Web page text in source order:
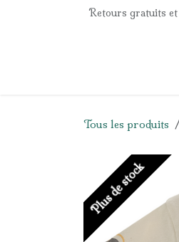
Se rendre au contenuRetours gratuits
Tous les produits
Plus de stock